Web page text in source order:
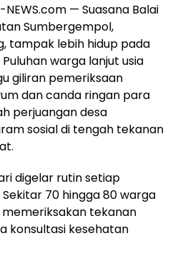
NEWS.com — Suasana Balai
Sumbergempol,
tampak lebih hidup pada
warga lanjut usia
giliran pemeriksaan
dan canda ringan para
perjuangan desa
sosial di tengah tekanan
digelar rutin setiap
70 hingga 80 warga
tekanan
konsultasi kesehatan